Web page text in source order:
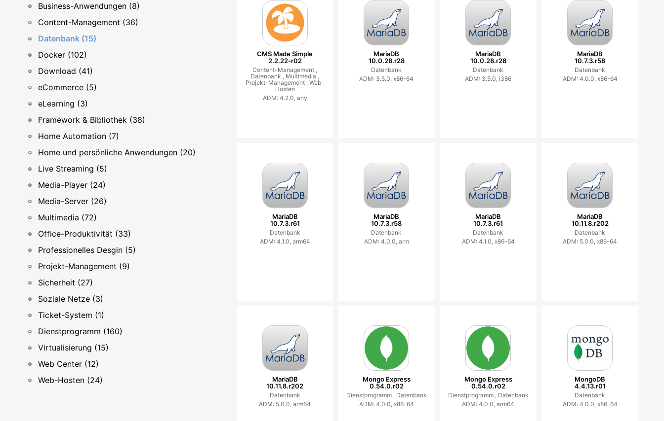
Business-Anwendungen (8)
Content-Management (36)
Datenbank (15)
Docker (102)
Download (41)
eCommerce (5)
eLearning (3)
Framework & Bibliothek (38)
Home Automation (7)
Home und persönliche Anwendungen (20)
Live Streaming (5)
Media-Player (24)
Media-Server (26)
Multimedia (72)
Office-Produktivität (33)
Professionelles Desgin (5)
Projekt-Management (9)
Sicherheit (27)
Soziale Netze (3)
Ticket-System (1)
Dienstprogramm (160)
Virtualisierung (15)
Web Center (12)
Web-Hosten (24)
CMS Made Simple
2.2.22-r02
Content-Management ,
Datenbank , Multimedia ,
Projekt-Management ,Web-
Hosten
ADM: 4.2.0, any
MariaDB
10.0.28.r28
Datenbank
ADM: 3.5.0, x86-64
MariaDB
10.0.28.r28
Datenbank
ADM: 3.5.0, i386
MariaDB
10.7.3.r58
Datenbank
ADM: 4.0.0, x86-64
MariaDB
10.7.3.r61
Datenbank
ADM: 4.1.0, arm64
MariaDB
10.7.3.r58
Datenbank
ADM: 4.0.0, arm
MariaDB
10.7.3.r61
Datenbank
ADM: 4.1.0, x86-64
MariaDB
10.11.8.r202
Datenbank
ADM: 5.0.0, x86-64
MariaDB
10.11.8.r202
Datenbank
ADM: 5.0.0, arm64
Mongo Express
0.54.0.r02
Dienstprogramm , Datenbank
ADM: 4.0.0, x86-64
Mongo Express
0.54.0.r02
Dienstprogramm , Datenbank
ADM: 4.0.0, arm64
MongoDB
4.4.13.r01
Datenbank
ADM: 4.0.0, x86-64